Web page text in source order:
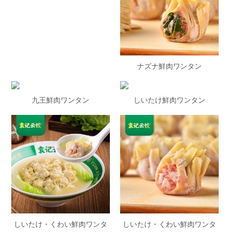
ナズナ鮮肉ワンタン
九王鮮肉ワンタン しいたけ鮮肉ワンタン
しいたけ・くわい鮮肉ワンタ
しいたけ・くわい鮮肉ワンタ